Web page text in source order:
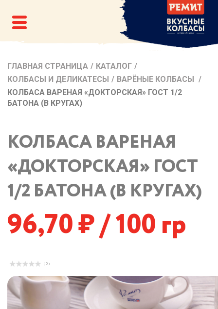
ГЛАВНАЯ СТРАНИЦА / КАТАЛОГ /
КОЛБАСЫ И ДЕЛИКАТЕСЫ / ВАРЁНЫЕ КОЛБАСЫ /
КОЛБАСА ВАРЕНАЯ «ДОКТОРСКАЯ» ГОСТ 1/2
БАТОНА (В КРУГАХ)
КОЛБАСА ВАРЕНАЯ
«ДОКТОРСКАЯ» ГОСТ
1/2 БАТОНА (В КРУГАХ)
96,70 / 100 гр
( 0 )